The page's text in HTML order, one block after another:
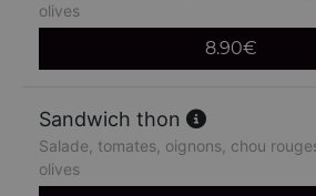
olives
8.90€
Sandwich thon
Salade, tomates, oignons, chou
olives